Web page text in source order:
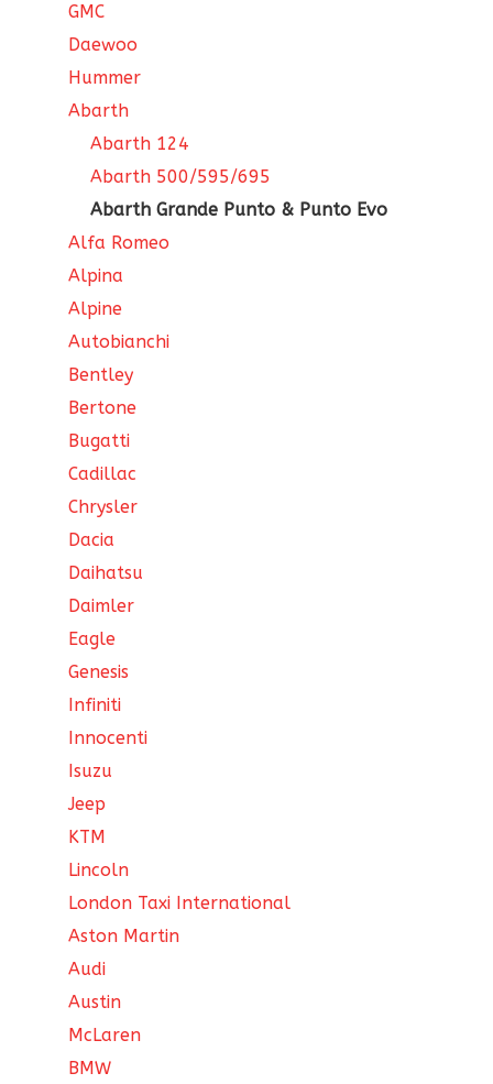
GMC
Daewoo
Hummer
Abarth
Abarth 124
Abarth 500/595/695
Abarth Grande Punto & Punto Evo
Alfa Romeo
Alpina
Alpine
Autobianchi
Bentley
Bertone
Bugatti
Cadillac
Chrysler
Dacia
Daihatsu
Daimler
Eagle
Genesis
Infiniti
Innocenti
Isuzu
Jeep
KTM
Lincoln
London Taxi International
Aston Martin
Audi
Austin
McLaren
BMW